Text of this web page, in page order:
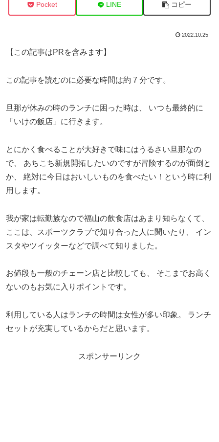
Pocket LINE コピー
2022.10.25
【この記事はPRを含みます】
この記事を読むのに必要な時間は約 7 分です。
旦那が休みの時のランチに困った時は、
いつも最終的に
「いけの飯店」に行きます。
とにかく食べることが大好きで味にはうるさい旦那なの
で、
あちこち新規開拓したいのですが冒険するのが面倒と
か、
絶対に今日はおいしいものを食べたい！という時に利
用します。
我が家は転勤族なので福山の飲食店はあまり知らなくて、
ここは、スポーツクラブで知り合った人に聞いたり、
イン
スタやツイッターなどで調べて知りました。
お値段も一般のチェーン店と比較しても、
そこまでお高く
ないのもお気に入りポイントです。
利用している人はランチの時間は女性が多い印象。
ランチ
セットが充実しているからだと思います。
スポンサーリンク